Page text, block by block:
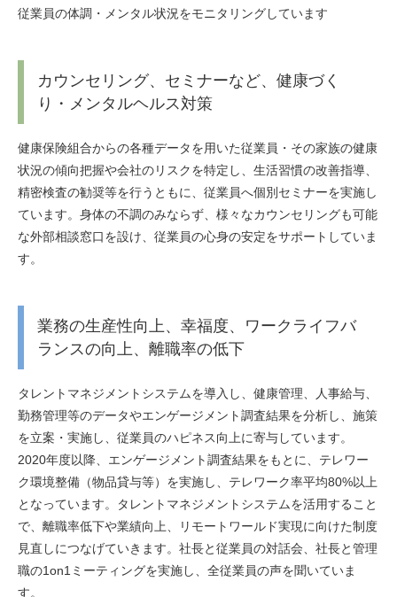
従業員の体調・メンタル状況をモニタリングしています
カウンセリング、セミナーなど、健康づく
り・メンタルヘルス対策
健康保険組合からの各種データを用いた従業員・その家族の健康
状況の傾向把握や会社のリスクを特定し、生活習慣の改善指導、
精密検査の勧奨等を行うともに、従業員へ個別セミナーを実施し
ています。身体の不調のみならず、様々なカウンセリングも可能
な外部相談窓口を設け、従業員の心身の安定をサポートしていま
す。
業務の生産性向上、幸福度、ワークライフバ
ランスの向上、離職率の低下
タレントマネジメントシステムを導入し、健康管理、人事給与、
勤務管理等のデータやエンゲージメント調査結果を分析し、施策
を立案・実施し、従業員のハピネス向上に寄与しています。
2020年度以降、エンゲージメント調査結果をもとに、テレワー
ク環境整備（物品貸与等）を実施し、テレワーク率平均80%以上
となっています。タレントマネジメントシステムを活用すること
で、離職率低下や業績向上、リモートワールド実現に向けた制度
見直しにつなげていきます。社長と従業員の対話会、社長と管理
職の1on1ミーティングを実施し、全従業員の声を聞いていま
す。